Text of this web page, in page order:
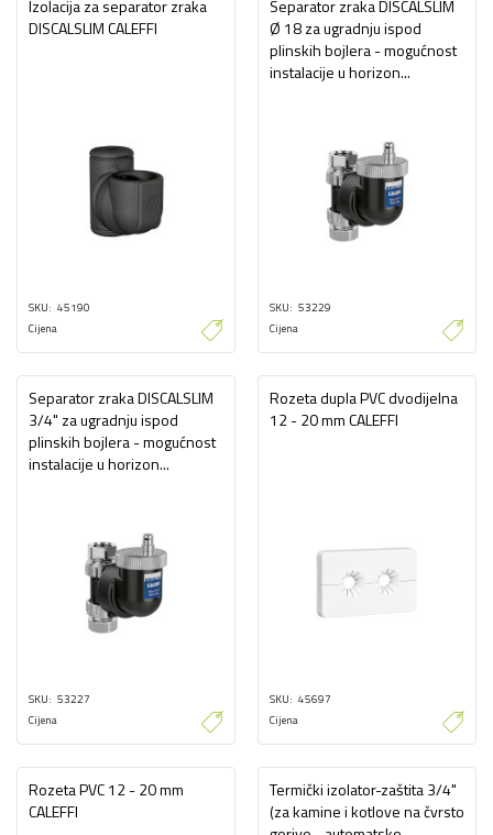
Izolacija za separator zraka
DISCALSLIM CALEFFI
SKU 45190
Cijena
Separator zraka DISCALSLIM
Ø 18 za ugradnju ispod
plinskih bojlera - mogućnost
instalacije u horizon...
SKU 53229
Cijena
Separator zraka DISCALSLIM
3/4" za ugradnju ispod
plinskih bojlera - mogućnost
instalacije u horizon...
SKU 53227
Cijena
Rozeta dupla PVC dvodijelna
12 - 20 mm CALEFFI
SKU 45697
Cijena
Rozeta PVC 12 - 20 mm
CALEFFI
Termički izolator-zaštita 3/4"
(za kamine i kotlove na čvrsto